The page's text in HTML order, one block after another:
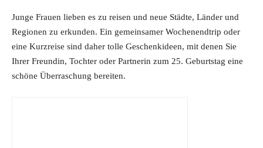
Junge Frauen lieben es zu reisen und neue Städte, Länder und
Regionen zu erkunden. Ein gemeinsamer Wochenendtrip oder
eine Kurzreise sind daher tolle Geschenkideen, mit denen Sie
Ihrer Freundin, Tochter oder Partnerin zum 25. Geburtstag eine
schöne Überraschung bereiten.